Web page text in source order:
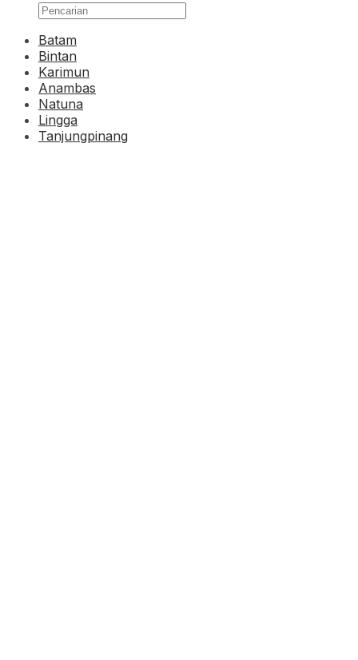
Batam
Bintan
Karimun
Anambas
Natuna
Lingga
Tanjungpinang